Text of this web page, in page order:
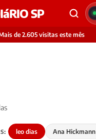
SP
de 2.605 visitas este mês
leo dias Ana Hickmann